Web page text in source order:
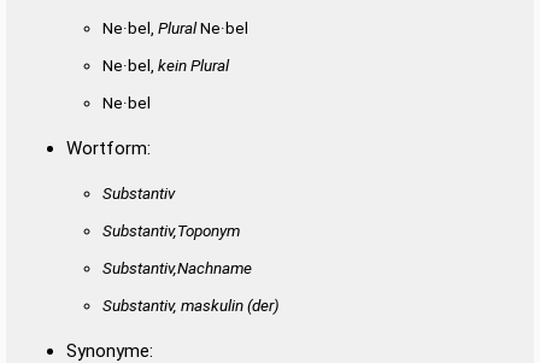
Ne·bel, PluralNe·bel
Ne·bel, kein Plural
Ne·bel
Wortform:
Substantiv
Substantiv,Toponym
Substantiv,Nachname
Substantiv, maskulin(der)
Synonyme: